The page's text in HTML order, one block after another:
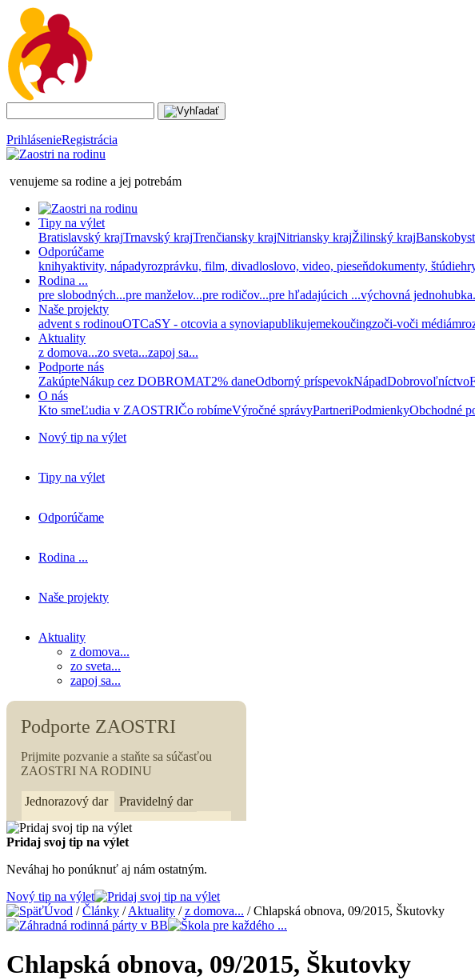
PrihlásenieRegistrácia
venujeme sa rodine a jej potrebám
Tipy na výlet
Bratislavský krajTrnavský krajTrenčiansky krajNitriansky krajŽilinský kraj
Odporúčame
knihyaktivity, nápadyrozprávku, film, divadloslovo, video, pieseňdokumenty, štúdie
Rodina ...
pre slobodných...pre manželov...pre rodičov...pre hľadajúcich ...výchovná
Naše projekty
advent s rodinouOTCaSY - otcovia a synoviapublikujemekoučingzoči-voči médiám
Aktuality
z domova...zo sveta...zapoj sa...
Podporte nás
ZakúpteNákup cez DOBROMAT2% daneOdborný príspevokNápadDobrovoľníctvo
O nás
Kto smeĽudia v ZAOSTRIČo robímeVýročné správyPartneriPodmienkyObchodné
Nový tip na výlet
Tipy na výlet
Odporúčame
Rodina ...
Naše projekty
Aktuality
z domova...
zo sveta...
zapoj sa...
Pridaj svoj tip na výlet
Neváhaj ho ponúknuť aj nám ostatným.
Nový tip na výlet
Úvod /Články /Aktuality /z domova... / Chlapská obnova, 09/2015, Škutovky
Chlapská obnova, 09/2015, Škutovky